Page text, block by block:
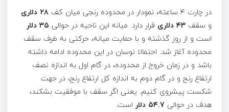
در چارت ۴ ساعته، نمودار در محدوده رنجی میان کف
۲۸ دلاری
و سقف ۴۳ دلاری قرار دارد. میانه این ناحیه در حوالی
است و از روز گذشته و با حمایت میانه، حرکتی به طرف سقف
محدوده آغاز شد. احتمالا نوسان در این محدوده ادامه داشته
باشد و در زمان خروج از محدوده، در گام اول به اندازه نصف
ارتفاع رنج و در گام دوم به اندازه کل ارتفاع رنج، در جهت
شکست پیشروی کنیم. یعنی اگر سقف با موفقیت بشکند،
هدف در حوالی ۵۴.۷ دلار
است.